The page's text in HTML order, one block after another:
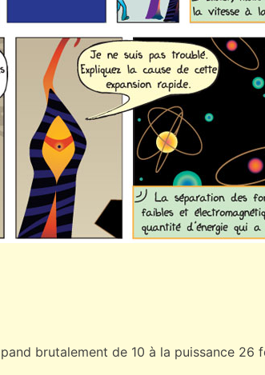
brutalement de 10 à la puissance 26